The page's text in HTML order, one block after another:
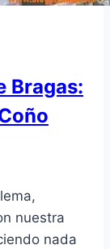
Bragas:
nuestra
nada